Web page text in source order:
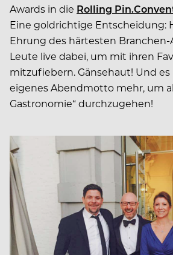
Awards in die Rolling
Eine goldrichtige Entscheidung:
Ehrung des härtesten Branchen-
Leute live dabei, um mit ihren
mitzufiebern. Gänsehaut! Und
eigenes Abendmotto mehr, um
Gastronomie“ durchzugehen!